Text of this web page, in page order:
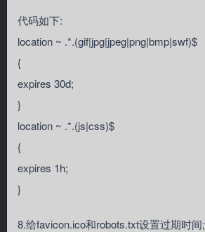
代码如下:
location ~ .*.(gif|jpg|jpeg|png|bmp|swf)$
{
expires 30d;
}
location ~ .*.(js|css)$
{
expires 1h;
}
8.给favicon.ico和robots.txt设置过期时间;